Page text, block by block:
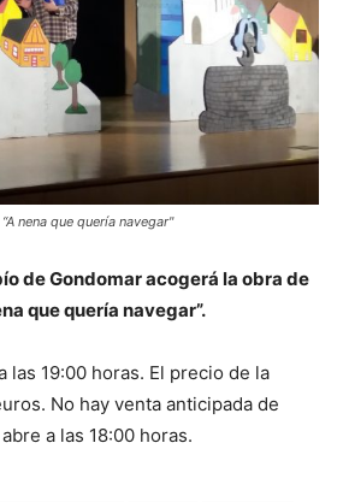
nena que quería navegar"
de Gondomar acogerá la obra de
que quería navegar”.
las 19:00 horas. El precio de la
No hay venta anticipada de
a las 18:00 horas.